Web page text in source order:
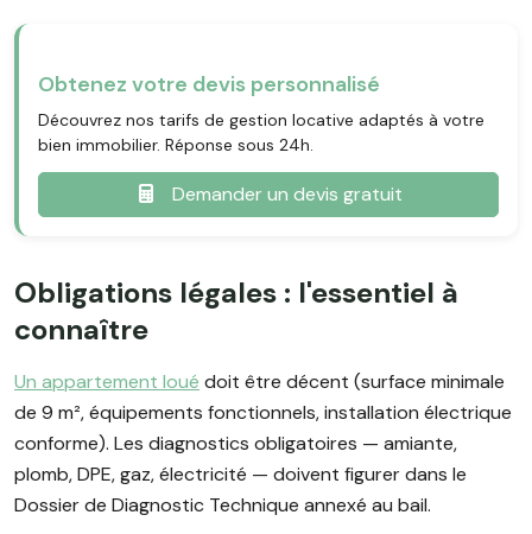
Obtenez votre devis personnalisé
Découvrez nos tarifs de gestion locative adaptés à votre
bien immobilier. Réponse sous 24h.
Demander un devis gratuit
Obligations légales : l'essentiel à
connaître
Un appartement loué doit être décent (surface minimale
de 9 m², équipements fonctionnels, installation électrique
conforme). Les diagnostics obligatoires — amiante,
plomb, DPE, gaz, électricité — doivent figurer dans le
Dossier de Diagnostic Technique annexé au bail.